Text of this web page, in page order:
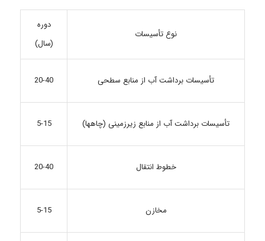
نوع تأسیسات
دوره
(سال)
تأسیسات برداشت آب از منابع سطحی 20-40
تأسیسات برداشت آب از منابع زیرزمینی (چاهها) 5-15
خطوط انتقال 20-40
مخازن 5-15